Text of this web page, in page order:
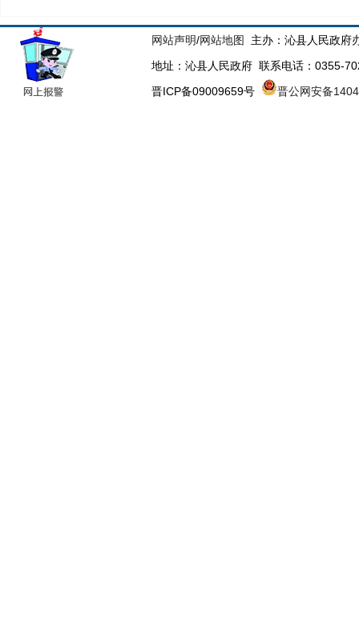
网站声明/网站地图
主办：沁县人民政府
地址：沁县人民政府 联系电话：0355-
晋ICP备09009659号
晋公网安备